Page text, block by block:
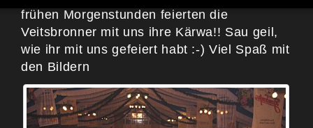
frühen Morgenstunden feierten die
Veitsbronner mit uns ihre Kärwa!! Sau geil,
wie ihr mit uns gefeiert habt :-) Viel Spaß mit
den Bildern